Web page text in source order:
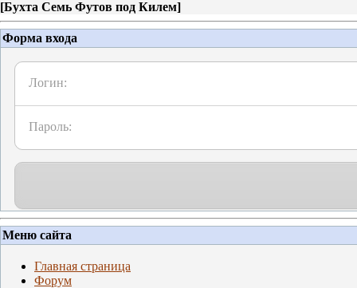
[Бухта Семь Футов под Килем]
Форма входа
Логин:
Пароль:
Меню сайта
Главная страница
Форум